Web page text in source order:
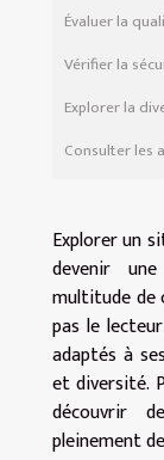
Évaluer la
Vérifier la
Explorer la
Consulter les
Explorer un
devenir
multitude de
pas le
adaptés à
et diversité.
découvrir
pleinement